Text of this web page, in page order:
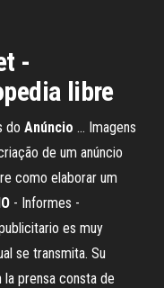
-
libre
do Anúncio … Imagens
de um anúncio
como elaborar um
- Informes -
es muy
se transmita. Su
prensa consta de